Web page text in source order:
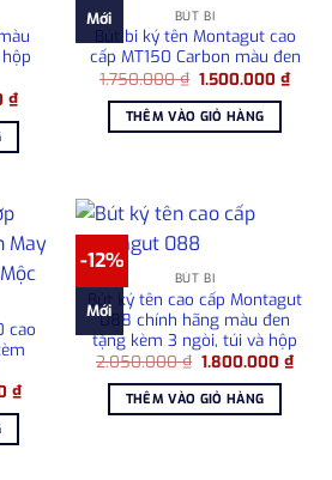
₫Giá
hiện
750.000 ₫.
Mới BÚT BI
Bút bi ký tên Montagut cao
cấp MT150 Carbon màu đen
1.750.000₫ Giá
là:
1.750.000 ₫.
1.500.000₫Giá
hiện
THÊM VÀO GIỎ HÀNG
cao
₫.
₫Giá
hiện
-12%
Mới
BÚT BI
Bút ký tên cao cấp Montagut
088 chính hãng màu đen
tặng kèm 3 ngòi, túi và hộp
2.050.000₫ Giá
là:
2.050.000 ₫.
1.800.000₫Giá
hiện
THÊM VÀO GIỎ HÀNG